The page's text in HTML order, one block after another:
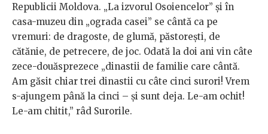
Republicii Moldova. „La izvorul Osoiencelor” și în
casa-muzeu din „ograda casei” se cântă ca pe
vremuri: de dragoste, de glumă, păstorești, de
cătănie, de petrecere, de joc. Odată la doi ani vin câte
zece-douăsprezece „dinastii de familie care cântă.
Am găsit chiar trei dinastii cu câte cinci surori! Vrem
s-ajungem până la cinci – și sunt deja. Le-am ochit!
Le-am chitit,” râd Surorile.